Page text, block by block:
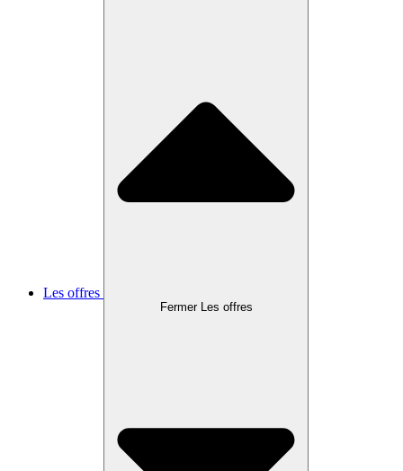
Les offres
Fermer Les offres